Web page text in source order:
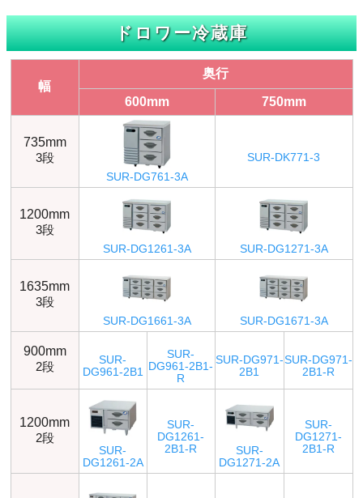
ドロワー冷蔵庫
幅
奥行
600mm 750mm
735mm
3段
SUR-DG761-3A
SUR-DK771-3
1200mm
3段
SUR-DG1261-3A SUR-DG1271-3A
1635mm
3段
SUR-DG1661-3A SUR-DG1671-3A
900mm
2段
SUR-
DG961-2B1
SUR-
DG961-2B1-
R
SUR-DG971-
2B1
SUR-DG971-
2B1-R
1200mm
2段
SUR-
DG1261-2A
SUR-
DG1261-
2B1-R
SUR-
DG1271-2A
SUR-
DG1271-
2B1-R